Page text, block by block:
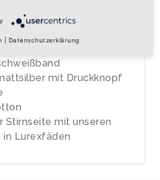
mit Druckknopf
Stirnseite mit unseren
in Lurexfäden
Datenschutzerklärung